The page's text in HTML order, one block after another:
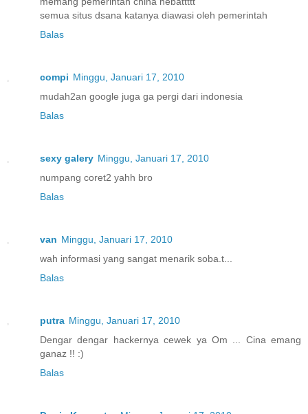
semua situs dsana katanya diawasi oleh pemerintah
Balas
compi Minggu, Januari 17, 2010
mudah2an google juga ga pergi dari indonesia
Balas
sexy galery Minggu, Januari 17, 2010
numpang coret2 yahh bro
Balas
van Minggu, Januari 17, 2010
wah informasi yang sangat menarik soba.t...
Balas
putra Minggu, Januari 17, 2010
Dengar dengar hackernya cewek ya Om ... Cina emang
ganaz !! :)
Balas